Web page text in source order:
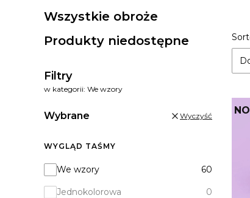
Wszystkie obroże
Produkty niedostępne
Filtry
w kategorii: We wzory
Wybrane Wyczyść
WYGLĄD TAŚMY
Wygląd taśmy
We wzory 60
Jednokolorowa 0